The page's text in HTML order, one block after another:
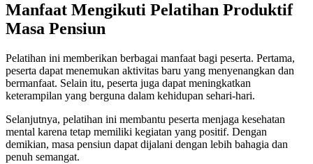
Manfaat Mengikuti Pelatihan Produktif
Masa Pensiun
Pelatihan ini memberikan berbagai manfaat bagi peserta. Pertama,
peserta dapat menemukan aktivitas baru yang menyenangkan dan
bermanfaat. Selain itu, peserta juga dapat meningkatkan
keterampilan yang berguna dalam kehidupan sehari-hari.
Selanjutnya, pelatihan ini membantu peserta menjaga kesehatan
mental karena tetap memiliki kegiatan yang positif. Dengan
demikian, masa pensiun dapat dijalani dengan lebih bahagia dan
penuh semangat.